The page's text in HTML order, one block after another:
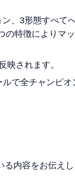
、3形態すべて
の特徴によりマ
映されます。
で全チャンピオ
内容をお伝えし